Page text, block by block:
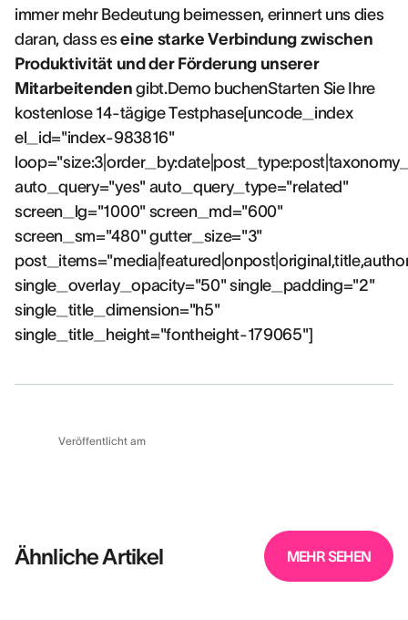
immer mehr Bedeutung beimessen, erinnert uns dies
daran, dass eseine starke Verbindung zwischen
Produktivität und der Förderung unserer
Mitarbeitenden gibt.Demo buchenStarten Sie Ihre
kostenlose 14-tägige Testphase[uncode_index
el_id="index-983816"
auto_query="yes" auto_query_type="related"
screen_lg="1000" screen_md="600"
screen_sm="480" gutter_size="3"
single_overlay_opacity="50" single_padding="2"
single_title_dimension="h5"
single_title_height="fontheight-179065"]
Veröffentlicht am
Ähnliche Artikel MEHR SEHEN